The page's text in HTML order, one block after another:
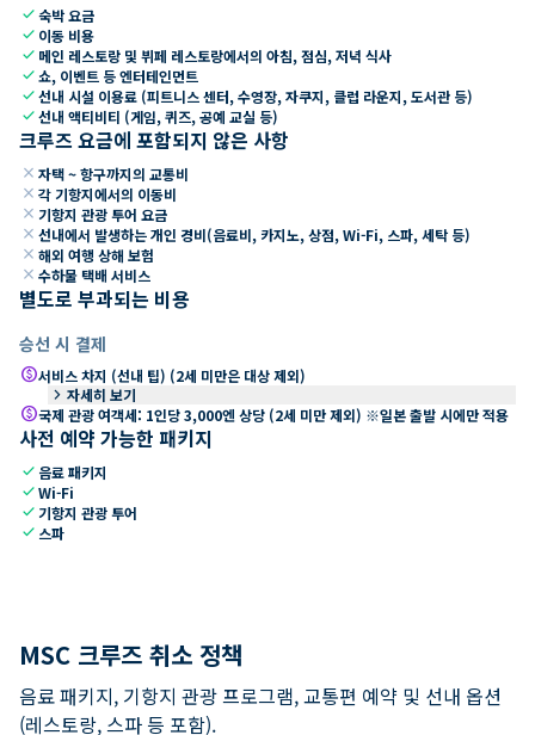
check숙박 요금
check 이동 비용
check 메인 레스토랑 및 뷔페 레스토랑에서의 아침, 점심, 저녁 식사
check쇼, 이벤트 등 엔터테인먼트
check선내 시설 이용료 (피트니스 센터, 수영장, 자쿠지, 클럽 라운지, 도서관 등)
check선내 액티비티 (게임, 퀴즈, 공예 교실 등)
크루즈 요금에 포함되지 않은 사항
close 자택 ~ 항구까지의 교통비
close 각 기항지에서의 이동비
close 기항지 관광 투어 요금
close 선내에서 발생하는 개인 경비(음료비, 카지노, 상점, Wi-Fi, 스파, 세탁 등)
close 해외 여행 상해 보험
close 수하물 택배 서비스
별도로 부과되는 비용
승선 시 결제
paid서비스 차지 (선내 팁) (2세 미만은 대상 제외)
keyboard_arrow_right 자세히 보기
paid국제 관광 여객세: 1인당 3,000엔 상당 (2세 미만 제외) ※일본 출발 시에만 적용
사전 예약 가능한 패키지
check 음료 패키지
checkWi-Fi
check 기항지 관광 투어
check 스파
MSC 크루즈 취소 정책
음료 패키지, 기항지 관광 프로그램, 교통편 예약 및 선내 옵션
(레스토랑, 스파 등 포함).